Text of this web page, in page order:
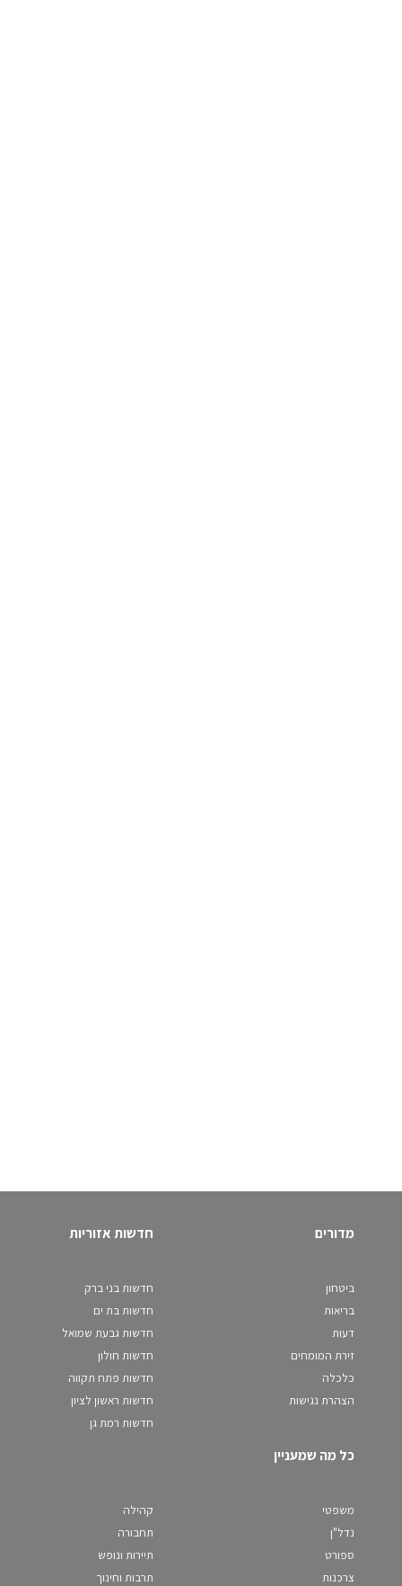
מדורים
ביטחון
בריאות
דעות
זירת המומחים
כלכלה
הצהרת נגישות
חדשות אזוריות
חדשות בני ברק
חדשות בת ים
חדשות גבעת שמואל
חדשות חולון
חדשות פתח תקווה
חדשות ראשון לציון
חדשות רמת גן
כל מה שמעניין
משפטי
נדל"ן
ספורט
צרכנות
קהילה
תחבורה
תיירות ונופש
תרבות וחינוך